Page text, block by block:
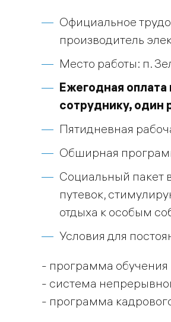
Официальное
производитель
Место работы: п.
Ежегодная оплата
сотруднику, один
Пятидневная
Обширная
Социальный пакет
путевок,
отдыха к особым
Условия для
- программа обучения
- система
- программа